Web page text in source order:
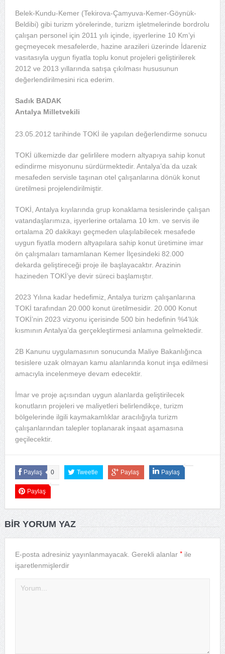
Belek-Kundu-Kemer (Tekirova-Çamyuva-Kemer-Göynük-
Beldibi) gibi turizm yörelerinde, turizm işletmelerinde bordrolu
çalışan personel için 2011 yılı içinde, işyerlerine 10 Km’yi
geçmeyecek mesafelerde, hazine arazileri üzerinde İdareniz
vasıtasıyla uygun fiyatla toplu konut projeleri geliştirilerek
2012 ve 2013 yıllarında satışa çıkılması hususunun
değerlendirilmesini rica ederim.
Sadık BADAK
Antalya Milletvekili
23.05.2012 tarihinde TOKİ ile yapılan değerlendirme sonucu
TOKİ ülkemizde dar gelirlilere modern altyapıya sahip konut
edindirme misyonunu sürdürmektedir. Antalya’da da uzak
mesafeden servisle taşınan otel çalışanlarına dönük konut
üretilmesi projelendirilmiştir.
TOKİ, Antalya kıyılarında grup konaklama tesislerinde çalışan
vatandaşlarımıza, işyerlerine ortalama 10 km. ve servis ile
ortalama 20 dakikayı geçmeden ulaşılabilecek mesafede
uygun fiyatla modern altyapılara sahip konut üretimine imar
ön çalışmaları tamamlanan Kemer İlçesindeki 82.000
dekarda geliştireceği proje ile başlayacaktır. Arazinin
hazineden TOKİ’ye devir süreci başlamıştır.
2023 Yılına kadar hedefimiz, Antalya turizm çalışanlarına
TOKİ tarafından 20.000 konut üretilmesidir. 20.000 Konut
TOKİ’nin 2023 vizyonu içerisinde 500 bin hedefinin %4’lük
kısmının Antalya’da gerçekleştirmesi anlamına gelmektedir.
2B Kanunu uygulamasının sonucunda Maliye Bakanlığınca
tesislere uzak olmayan kamu alanlarında konut inşa edilmesi
amacıyla incelenmeye devam edecektir.
İmar ve proje açısından uygun alanlarda geliştirilecek
konutların projeleri ve maliyetleri belirlendikçe, turizm
bölgelerinde ilgili kaymakamlıklar aracılığıyla turizm
çalışanlarından talepler toplanarak inşaat aşamasına
geçilecektir.
Paylaş 0 Tweetle Paylaş Paylaş
Paylaş
BIR YORUM YAZ
E-posta adresiniz yayınlanmayacak. Gerekli alanlar *ile
işaretlenmişlerdir